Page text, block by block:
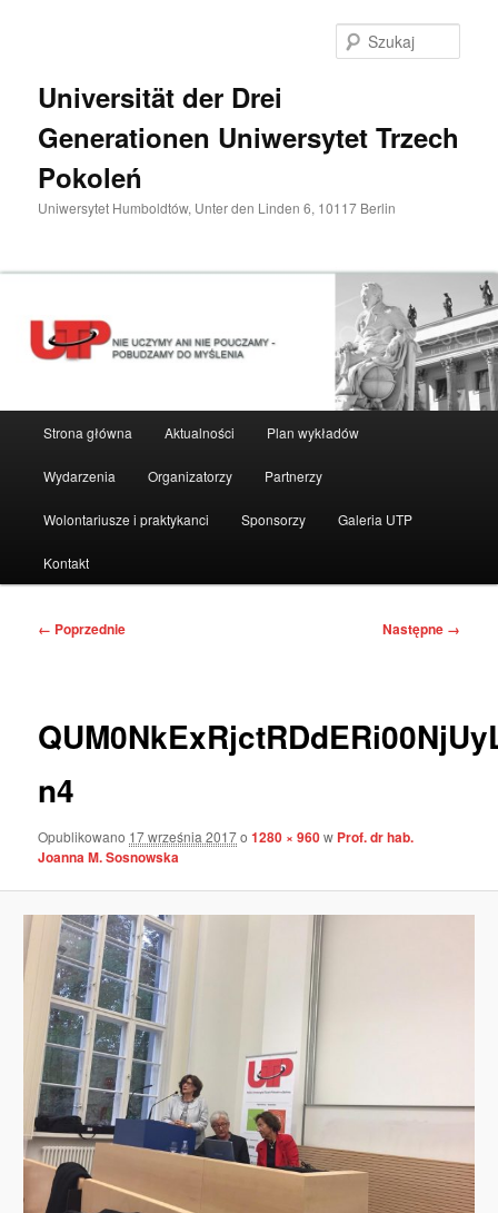
Universität der Drei
Generationen Uniwersytet Trzech
Pokoleń
Uniwersytet Humboldtów, Unter den Linden 6, 10117 Berlin
Strona główna Aktualności Plan wykładów
Wydarzenia Organizatorzy Partnerzy
Wolontariusze i praktykanci Sponsorzy Galeria UTP
Kontakt
Nawigacja
← Poprzednie Następne →
n4
Opublikowano 17 września 2017o1280 × 960w Prof. dr hab.
Joanna M. Sosnowska